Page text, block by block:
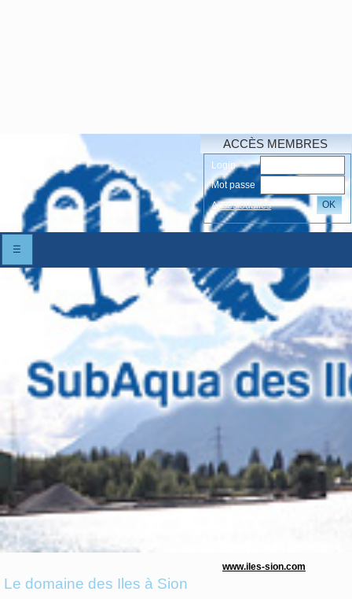
ACCÈS MEMBRES
Login
Mot passe
Accés oubliés
OK
☰
Le domaine des Iles à Sion
www.iles-sion.com